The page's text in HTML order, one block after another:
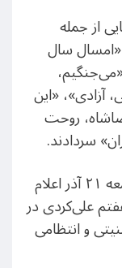
از جمله
«امسال سال
آزادی»، «این
روحت
سردادند.
در همین حال، بنیاد نرگس محمدی جمعه ۲۱ آذر اعلام
علی‌کردی در
و انتظامی